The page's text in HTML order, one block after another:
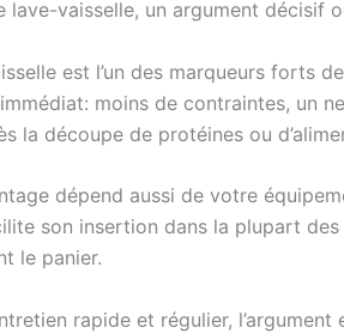
lave-vaisselle, un argument décisif
est l’un des marqueurs forts
moins de contraintes, un
la découpe de protéines ou
dépend aussi de votre
son insertion dans la plupart
le panier.
rapide et régulier,